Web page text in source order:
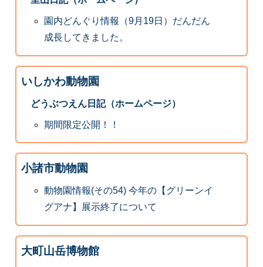
園内どんぐり情報（9月19日）だんだん
成長してきました。
いしかわ動物園
どうぶつえん日記（ホームページ）
期間限定公開！！
小諸市動物園
動物園情報(その54) 今年の【グリーンイ
グアナ】展示終了について
大町山岳博物館